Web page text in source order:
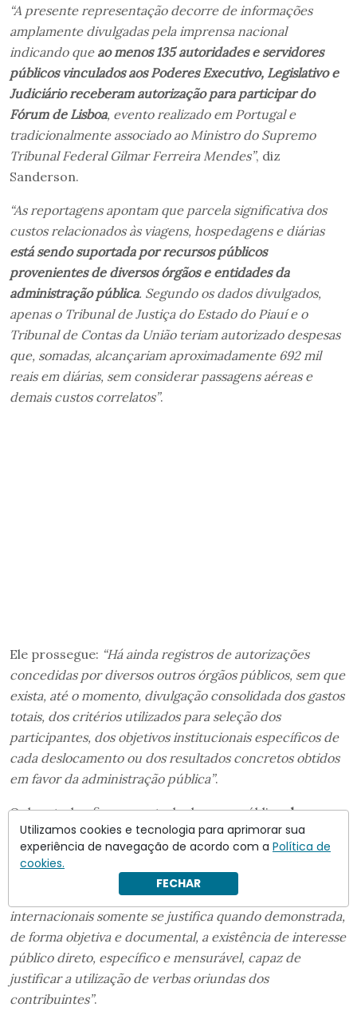
“A presente representação decorre de informações
amplamente divulgadas pela imprensa nacional
indicando que ao menos 135 autoridades e servidores
públicos vinculados aos Poderes Executivo, Legislativo e
Judiciário receberam autorização para participar do
Fórum de Lisboa, evento realizado em Portugal e
tradicionalmente associado ao Ministro do Supremo
Tribunal Federal Gilmar Ferreira Mendes”, diz
Sanderson.
“As reportagens apontam que parcela significativa dos
custos relacionados às viagens, hospedagens e diárias
está sendo suportada por recursos públicos
provenientes de diversos órgãos e entidades da
administração pública. Segundo os dados divulgados,
apenas o Tribunal de Justiça do Estado do Piauí e o
Tribunal de Contas da União teriam autorizado despesas
que, somadas, alcançariam aproximadamente 692 mil
reais em diárias, sem considerar passagens aéreas e
demais custos correlatos”.
Ele prossegue: “Há ainda registros de autorizações
concedidas por diversos outros órgãos públicos, sem que
exista, até o momento, divulgação consolidada dos gastos
totais, dos critérios utilizados para seleção dos
participantes, dos objetivos institucionais específicos de
cada deslocamento ou dos resultados concretos obtidos
em favor da administração pública”.
O deputado afirma que toda despesa públicadeve
atender aos princípios constitucionais da legalidade,
impessoalidade, moralidade, publicidade e eficiência,
previstos no artigo 37 da Constituição
recursos públicos para custear deslocamentos
internacionais somente se justifica quando demonstrada,
de forma objetiva e documental, a existência de interesse
público direto, específico e mensurável, capaz de
justificar a utilização de verbas oriundas dos
contribuintes”.
Utilizamos cookies e tecnologia para aprimorar sua
experiência de navegação de acordo com a Política de
cookies.
FECHAR